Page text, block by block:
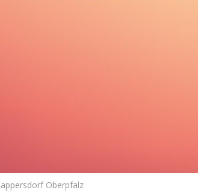
Oberpfalz